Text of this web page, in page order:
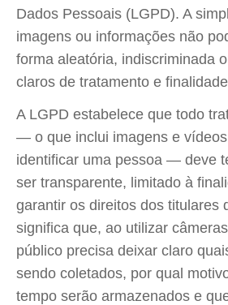
Dados Pessoais (LGPD). A
imagens ou informações não
forma aleatória, indiscriminada
claros de tratamento e
A LGPD estabelece que todo
— o que inclui imagens e
identificar uma pessoa — deve
ser transparente, limitado à
garantir os direitos dos titulares
significa que, ao utilizar
público precisa deixar claro
sendo coletados, por qual
tempo serão armazenados e